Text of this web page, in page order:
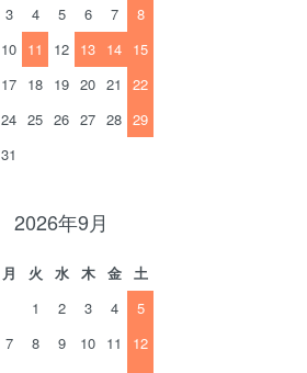
3 4 5 6 7
8
10 11 12 13 14 15
17 18 19 20 21
22
24 25 26 27 28 29
31
2026年9月
月 火 水 木 金
土
1
2 3 4
5
7 8 9 10 11
12